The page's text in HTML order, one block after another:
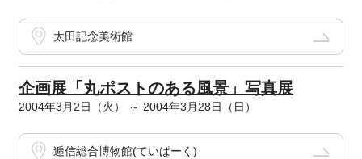
太田記念美術館
企画展「丸ポストのある風景」写真展
2004年3月2日（火） ～ 2004年3月28日（日）
逓信総合博物館(ていぱーく)